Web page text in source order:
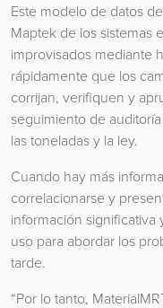
Este modelo de datos
Maptek de los sistemas
improvisados mediante
rápidamente que los
corrijan, verifiquen y
seguimiento de
las toneladas y la ley.
Cuando hay más
correlacionarse y
información significativa
uso para abordar los
tarde.
“Por lo tanto,